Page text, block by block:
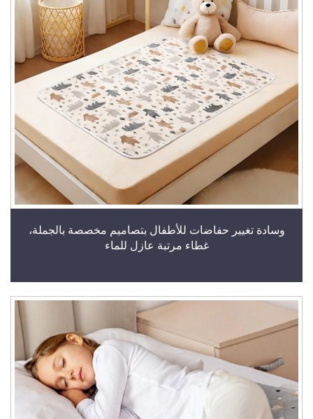
وسادة تغيير حفاضات للأطفال بتصاميم مخصصة بالجملة،
غطاء مرتبة عازل للماء